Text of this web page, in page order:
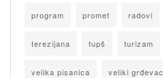
program promet radovi
terezijana tupš turizam
velika pisanica veliki grđevac